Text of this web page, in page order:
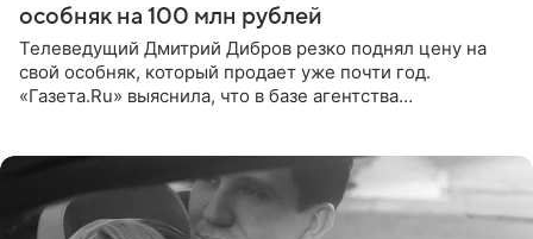
особняк на 100 млн рублей
Телеведущий Дмитрий Дибров резко поднял цену на
свой особняк, который продает уже почти год.
«Газета.Ru» выяснила, что в базе агентства